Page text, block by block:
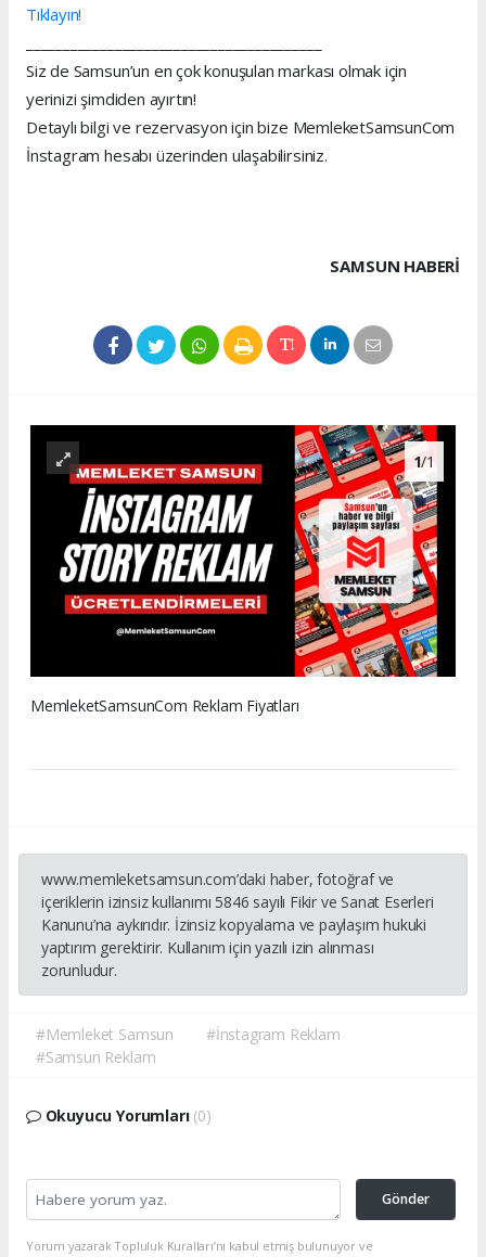
Tıklayın!
Siz de Samsun’un en çok konuşulan markası olmak için
yerinizi şimdiden ayırtın!
Detaylı bilgi ve rezervasyon için bize MemleketSamsunCom
İnstagram hesabı üzerinden ulaşabilirsiniz.
SAMSUN HABERİ
1/1
MemleketSamsunCom Reklam Fiyatları
www.memleketsamsun.com’daki haber, fotoğraf ve
içeriklerin izinsiz kullanımı 5846 sayılı Fikir ve Sanat Eserleri
Kanunu’na aykırıdır. İzinsiz kopyalama ve paylaşım hukuki
yaptırım gerektirir. Kullanım için yazılı izin alınması
zorunludur.
#Memleket Samsun
#İnstagram Reklam
#Samsun Reklam
Okuyucu Yorumları (0)
Gönder
Yorum yazarak Topluluk Kuralları’nı kabul etmiş bulunuyor ve